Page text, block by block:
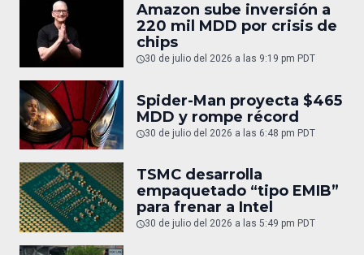
Amazon sube inversión a
220 mil MDD por crisis de
chips
30 de julio del 2026 a las 9:19 pm PDT
Spider-Man proyecta $465
MDD y rompe récord
30 de julio del 2026 a las 6:48 pm PDT
TSMC desarrolla
empaquetado “tipo EMIB”
para frenar a Intel
30 de julio del 2026 a las 5:49 pm PDT